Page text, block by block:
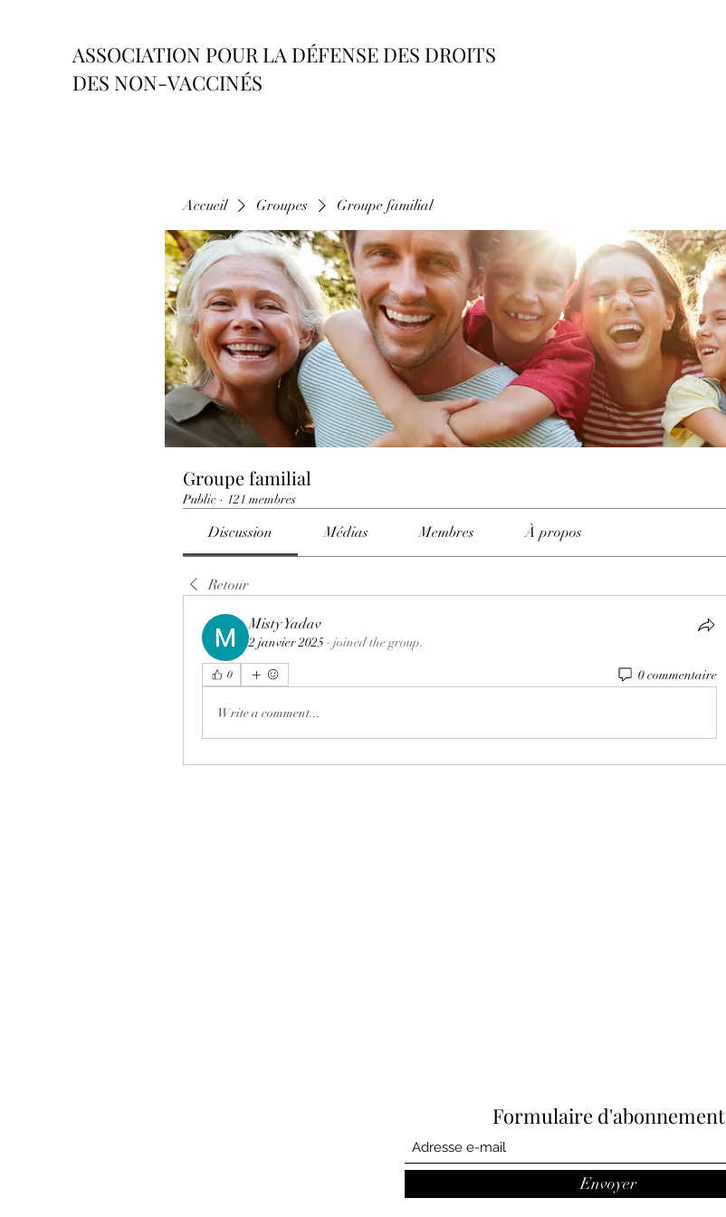
ASSOCIATION POUR LA DÉFENSE DES DROITS
DES NON-VACCINÉS
Accueil Groupes Groupe familial
Groupe familial
Public · 121 membres
Discussion Médias Membres À propos
Retour
Misty Yadav
2 janvier 2025 · joined the group.
0 0 commentaire
Write a comment...
Formulaire d'abonnement
Envoyer